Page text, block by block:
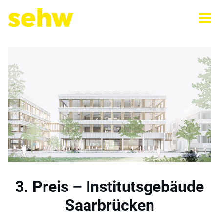
3. Preis – Institutsgebäude
Saarbrücken